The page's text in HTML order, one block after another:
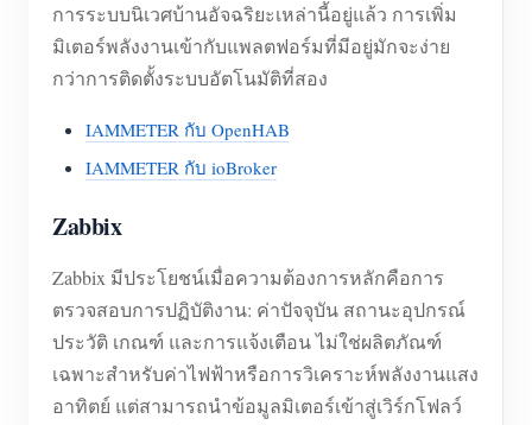
การระบบนิเวศบ้านอัจฉริยะเหล่านี้อยู่แล้ว การเพิ่ม
มิเตอร์พลังงานเข้ากับแพลตฟอร์มที่มีอยู่มักจะง่าย
กว่าการติดตั้งระบบอัตโนมัติที่สอง
IAMMETER กับ OpenHAB
IAMMETER กับ ioBroker
Zabbix
Zabbix มีประโยชน์เมื่อความต้องการหลักคือการ
ตรวจสอบการปฏิบัติงาน: ค่าปัจจุบัน สถานะอุปกรณ์
ประวัติ เกณฑ์ และการแจ้งเตือน ไม่ใช่ผลิตภัณฑ์
เฉพาะสำหรับค่าไฟฟ้าหรือการวิเคราะห์พลังงานแสง
อาทิตย์ แต่สามารถนำข้อมูลมิเตอร์เข้าสู่เวิร์กโฟลว์